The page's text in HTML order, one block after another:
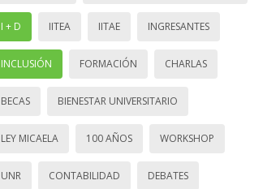
I + D IITEA IITAE INGRESANTES
INCLUSIÓN FORMACIÓN CHARLAS
BECAS BIENESTAR UNIVERSITARIO
LEY MICAELA 100 AÑOS WORKSHOP
UNR CONTABILIDAD DEBATES